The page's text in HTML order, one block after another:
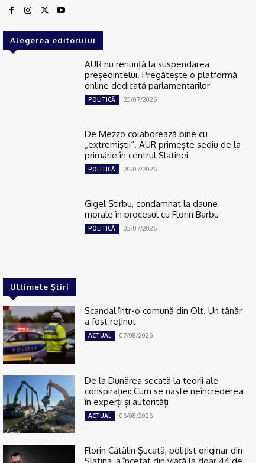
Alegerea editorului
AUR nu renunţă la suspendarea
președintelui. Pregătește o platformă
online dedicată parlamentarilor
POLITICĂ 23/07/2026
De Mezzo colaborează bine cu
„extremiştii“. AUR primește sediu de la
primărie în centrul Slatinei
POLITICĂ 20/07/2026
Gigel Știrbu, condamnat la daune
morale în procesul cu Florin Barbu
POLITICĂ 03/07/2026
Ultimele Știri
Scandal într-o comună din Olt. Un tânăr
a fost reţinut
ACTUAL 07/08/2026
De la Dunărea secată la teorii ale
conspirației: Cum se naște neîncrederea
în experți și autorități
ACTUAL 06/08/2026
Florin Cătălin Șucată, poliţist originar din